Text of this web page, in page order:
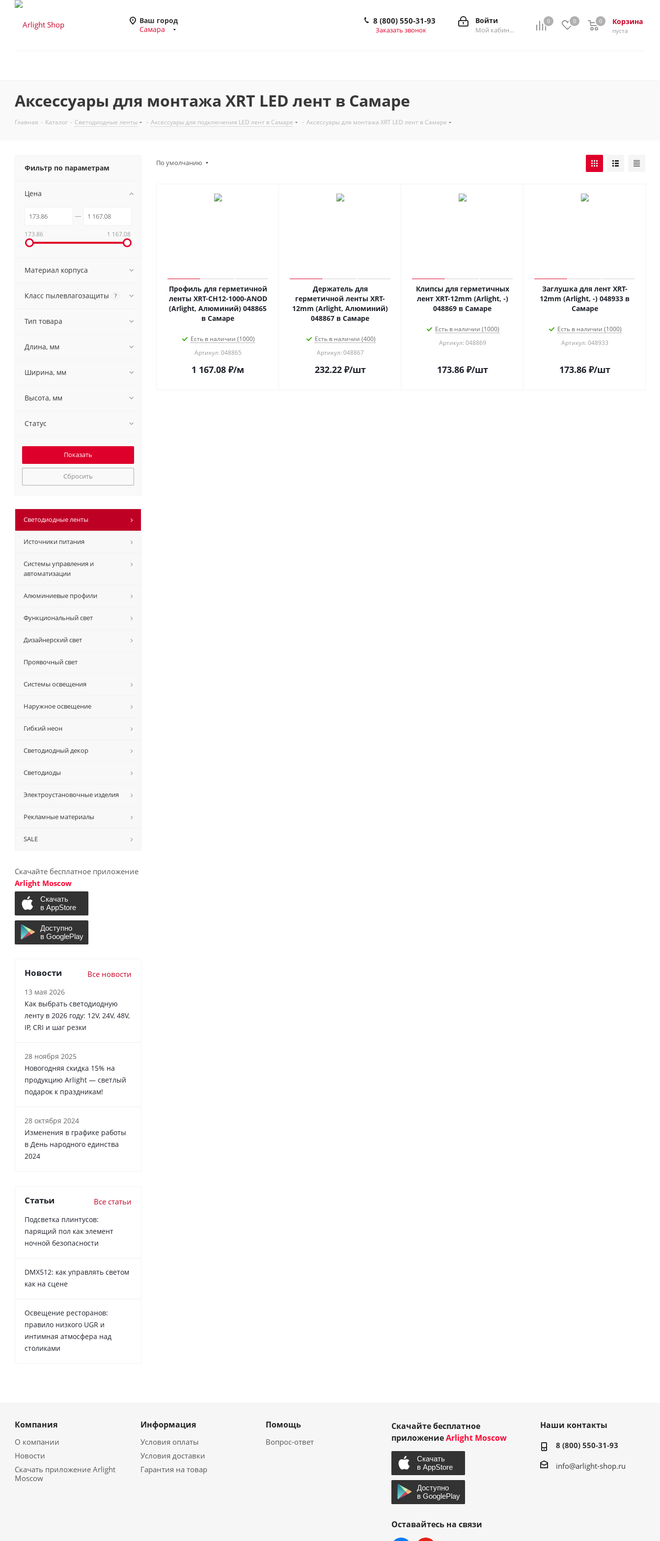
Ваш город
Самара
0 0 Корзина
0
пуста
0
Войти
Мой кабинет
8 (800) 550-31-93
Заказать звонок
Аксессуары для монтажа XRT LED лент в Самаре
Главная - Каталог - Светодиодные ленты - Аксессуары для подключения LED лент в Самаре - Аксессуары для монтажа XRT LED лент в Самаре
По умолчанию
Профиль для герметичной
ленты XRT-CH12-1000-ANOD
(Arlight, Алюминий) 048865
в Самаре
Есть в наличии (1000)
Артикул: 048865
1 167.08 ₽/м
Держатель для
герметичной ленты XRT-
12mm (Arlight, Алюминий)
048867 в Самаре
Есть в наличии (400)
Артикул: 048867
232.22₽/шт
Клипсы для герметичных
лент XRT-12mm (Arlight, -)
048869 в Самаре
Есть в наличии (1000)
Артикул: 048869
173.86₽/шт
Заглушка для лент XRT-
12mm (Arlight, -) 048933 в
Самаре
Есть в наличии (1000)
Артикул: 048933
173.86₽/шт
Фильтр по параметрам
Цена
173.86 1 167.08
Материал корпуса
Класс пылевлагозащиты ?
Тип товара
Длина, мм
Ширина, мм
Высота, мм
Статус
Сбросить
Светодиодные ленты
Источники питания
Системы управления и
автоматизации
Алюминиевые профили
Функциональный свет
Дизайнерский свет
Проявочный свет
Системы освещения
Наружное освещение
Гибкий неон
Светодиодный декор
Светодиоды
Электроустановочные изделия
Рекламные материалы
SALE
Скачайте бесплатное приложение
Arlight Moscow
Новости Все новости
13 мая 2026
Как выбрать светодиодную
ленту в 2026 году: 12V, 24V, 48V,
IP, CRI и шаг резки
28 ноября 2025
Новогодняя скидка 15% на
продукцию Arlight — светлый
подарок к праздникам!
28 октября 2024
Изменения в графике работы
в День народного единства
2024
Статьи Все статьи
Подсветка плинтусов:
парящий пол как элемент
ночной безопасности
DMX512: как управлять светом
как на сцене
Освещение ресторанов:
правило низкого UGR и
интимная атмосфера над
столиками
Компания
О компании
Новости
Скачать приложение Arlight
Moscow
Информация
Условия оплаты
Условия доставки
Гарантия на товар
Помощь
Вопрос-ответ
Скачайте бесплатное
приложениеArlight Moscow
Оставайтесь на связи
Наши контакты
8 (800) 550-31-93
info@arlight-shop.ru